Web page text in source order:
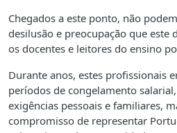
Chegados a este ponto, não
desilusão e preocupação que este
os docentes e leitores do ensino
Durante anos, estes profissionais
períodos de congelamento
exigências pessoais e familiares,
compromisso de representar